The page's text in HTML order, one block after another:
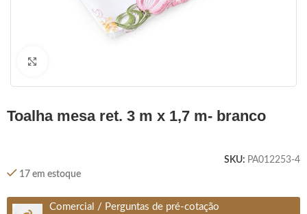
toalha mesa ret. 3 m x 1,7 m- branco
SKU: PA012253-4
17 em estoque
Comercial / Perguntas de pré-cotação